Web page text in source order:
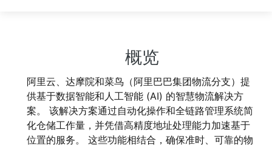
概览
阿里云、达摩院和菜鸟（阿里巴巴集团物流分支）提
供基于数据智能和人工智能 (AI) 的智慧物流解决方
案。 该解决方案通过自动化操作和全链路管理系统简
化仓储工作量，并凭借高精度地址处理能力加速基于
位置的服务。 这些功能相结合，确保准时、可靠的物